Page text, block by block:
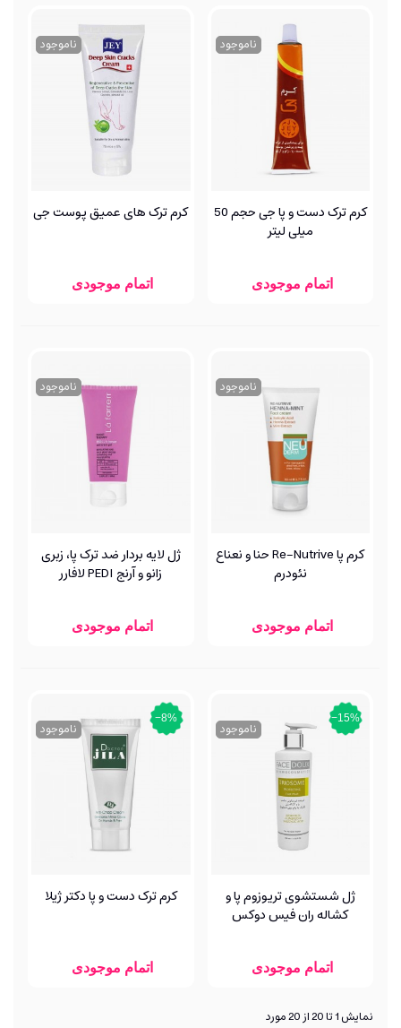
ناموجود
کرم ترک دست و پا جی حجم 50
میلی لیتر
اتمام موجودی
ناموجود
کرم ترک ‌های عمیق پوست جی
اتمام موجودی
ناموجود
کرم پا Re-Nutrive حنا و نعناع
نئودرم
اتمام موجودی
ناموجود
ژل لایه بردار ضد ترک پا، زبری
زانو و آرنج PEDI لافارر
اتمام موجودی
‎−15%
ناموجود
ژل شستشوی تریوزوم پا و
کشاله ران فیس دوکس
اتمام موجودی
‎−8%
ناموجود
کرم ترک دست و پا دکتر ژیلا
اتمام موجودی
نمایش 1 تا 20 از 20 مورد